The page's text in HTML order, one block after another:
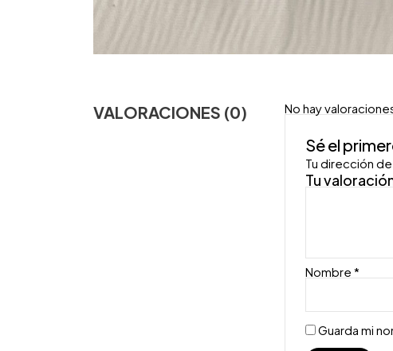
VALORACIONES (0) No hay
Sé el
Tu dirección
Tu
Nombre*
Guarda mi